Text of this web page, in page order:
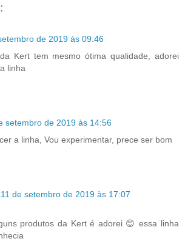
de 2019 às 09:46
Kert tem mesmo ótima qualidade, adorei
linha
setembro de 2019 às 14:56
a linha, Vou experimentar, prece ser bom
11 de setembro de 2019 às 17:07
produtos da Kert é adorei 😊 essa linha